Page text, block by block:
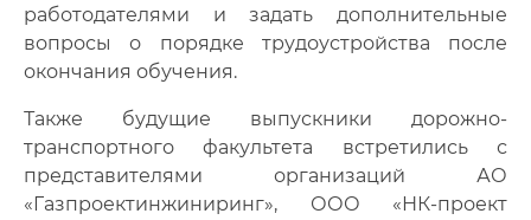
работодателями и задать дополнительные
вопросы о порядке трудоустройства после
окончания обучения.
Также будущие выпускники дорожно-
транспортного факультета встретились с
представителями организаций АО
«Газпроектинжиниринг», ООО «НК-проект